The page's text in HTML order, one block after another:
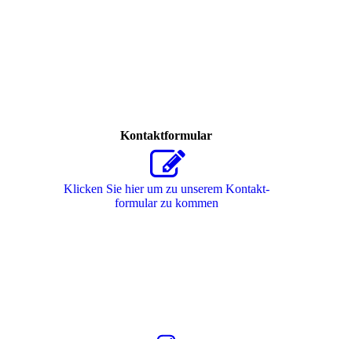
Kontaktformular
Klicken Sie hier um zu unserem Kon­takt­
for­mu­lar zu kommen